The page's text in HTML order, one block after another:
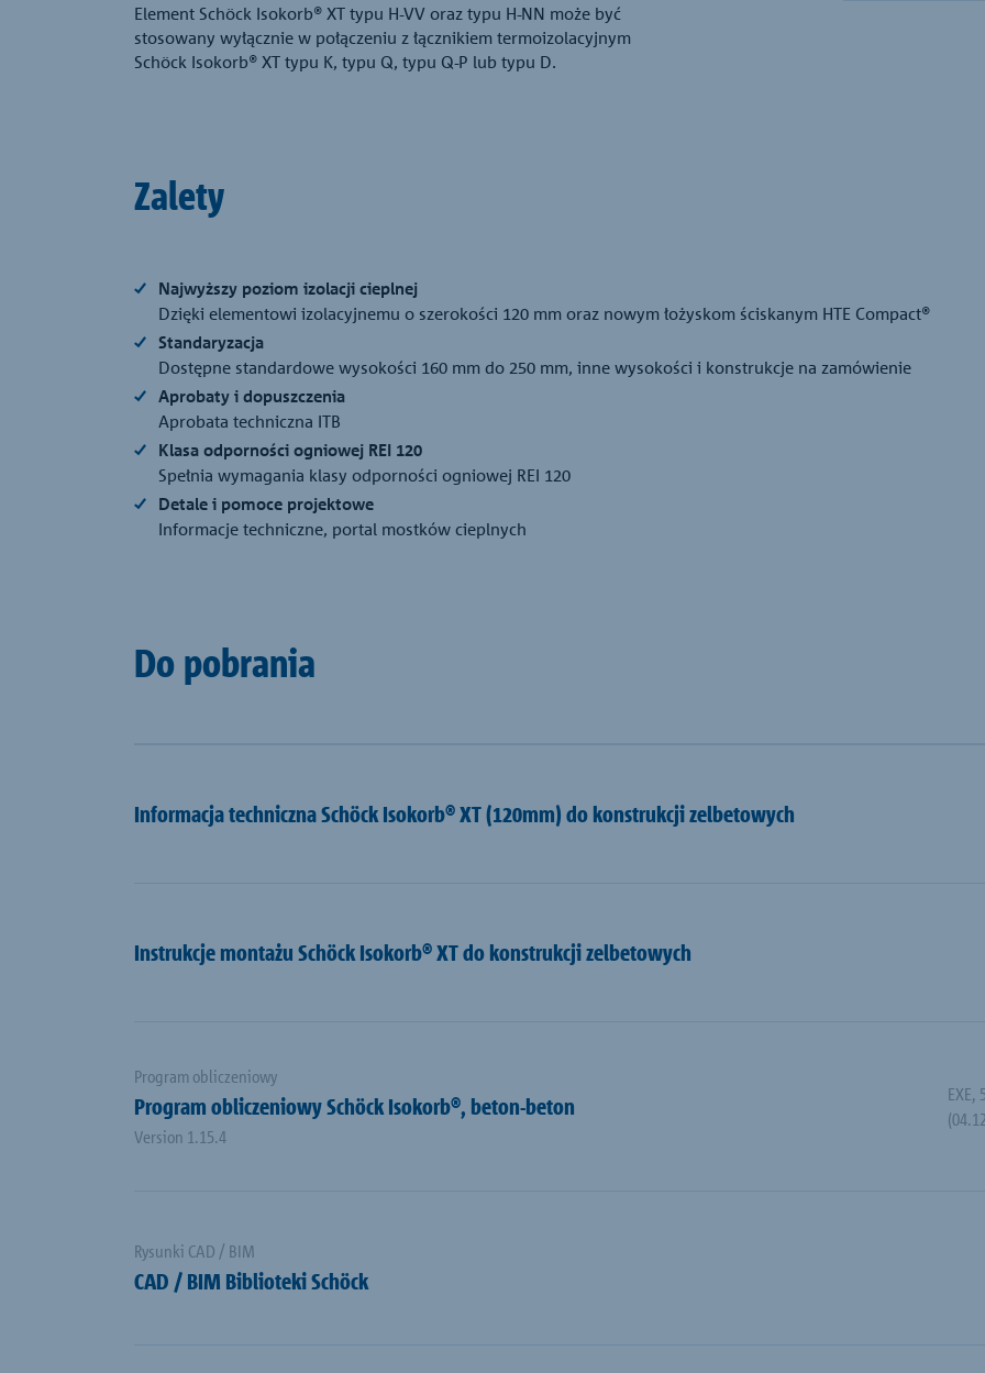
Element Schöck Isokorb® XT typu H-VV oraz typu H-NN może być
stosowany wyłącznie w połączeniu z łącznikiem termoizolacyjnym
Schöck Isokorb® XT typu K, typu Q, typu Q-P lub typu D.
Zalety
Najwyższy poziom izolacji cieplnej
Dzięki elementowi izolacyjnemu o szerokości 120 mm oraz nowym łożyskom ściskanym HTE Compact®
Standaryzacja
Dostępne standardowe wysokości 160 mm do 250 mm, inne wysokości i konstrukcje na zamówienie
Aprobaty i dopuszczenia
Aprobata techniczna ITB
Klasa odporności ogniowej REI 120
Spełnia wymagania klasy odporności ogniowej REI 120
Detale i pomoce projektowe
Informacje techniczne, portal mostków cieplnych
Do pobrania
Informacja techniczna Schöck Isokorb® XT (120mm) do konstrukcji zelbetowych
Instrukcje montażu Schöck Isokorb® XT do konstrukcji zelbetowych
Program obliczeniowy
Program obliczeniowy Schöck Isokorb®, beton-beton
Version 1.15.4
EXE,
Rysunki CAD / BIM
CAD / BIM Biblioteki Schöck